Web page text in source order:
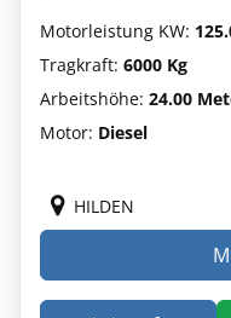
Motorleistung KW:
Tragkraft: 6000 Kg
Arbeitshöhe: 24.00
Motor: Diesel
HILDEN